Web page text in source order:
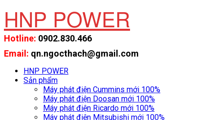
HNP POWER
Hotline: 0902.830.466
Email: qn.ngocthach@gmail.com
HNP POWER
Sản phẩm
Máy phát điện Cummins mới 100%
Máy phát điện Doosan mới 100%
Máy phát điện Ricardo mới 100%
Máy phát điện Mitsubishi mới 100%